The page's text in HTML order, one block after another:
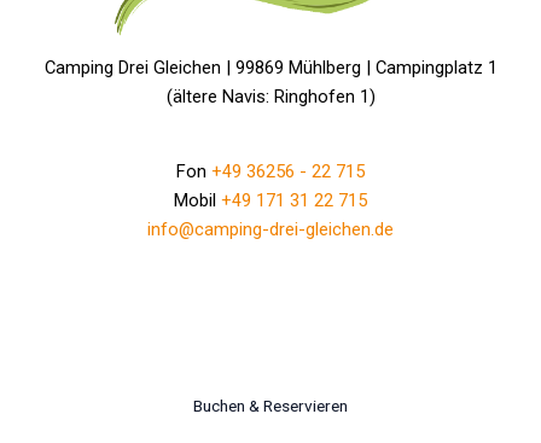
Camping Drei Gleichen | 99869 Mühlberg | Campingplatz 1
(ältere Navis: Ringhofen 1)
Fon +49 36256 - 22 715
Mobil +49 171 31 22 715
info@camping-drei-gleichen.de
Buchen & Reservieren